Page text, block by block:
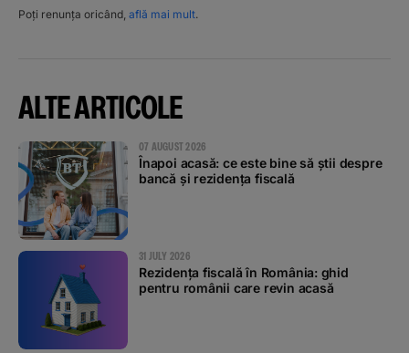
Poți renunța oricând, află mai mult.
ALTE ARTICOLE
07 AUGUST 2026
Înapoi acasă: ce este bine să știi despre
bancă și rezidența fiscală
31 JULY 2026
Rezidența fiscală în România: ghid
pentru românii care revin acasă